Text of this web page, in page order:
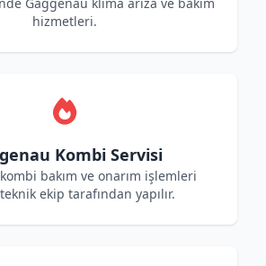
hizmetleri.
Kombi Servisi
bakım ve onarım işlemleri
ekip tarafından yapılır.